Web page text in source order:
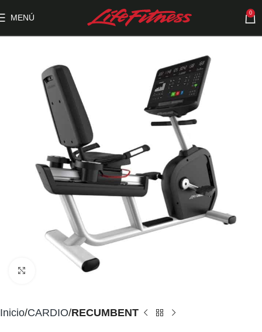
MENÚ 0
Click to enlarge
Inicio CARDIO RECUMBENT